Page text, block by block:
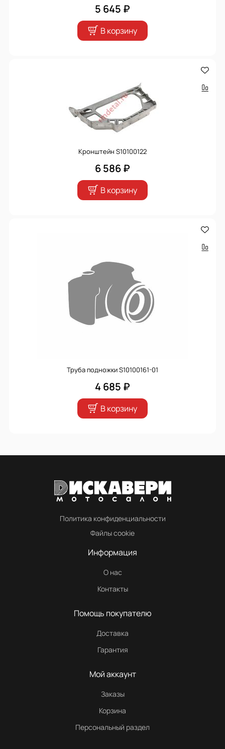
5 645 ₽
В корзину
Кронштейн S10100122
6 586 ₽
В корзину
Труба подножки S10100161-01
4 685 ₽
В корзину
Политика конфиденциальности
Файлы cookie
Информация
О нас
Контакты
Помощь покупателю
Доставка
Гарантия
Мой аккаунт
Заказы
Корзина
Персональный раздел